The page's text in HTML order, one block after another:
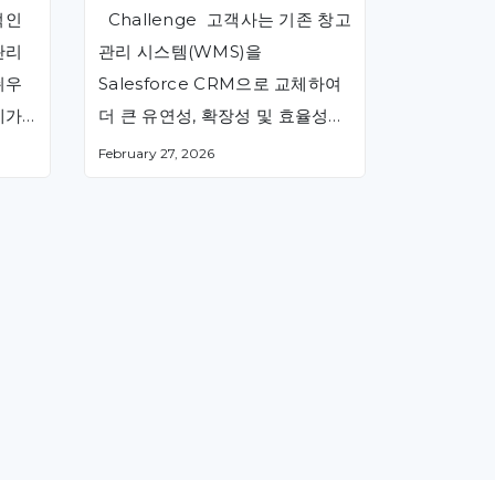
우
가
리 속도 3배 향상
Challenge 고객사는 기존 창고
관리 시스템(WMS)을
Salesforce CRM으로 교체하여
더 큰 유연성, 확장성 및 효율성을
확보하고자 했습니다. 그러나 이
February 27, 2026